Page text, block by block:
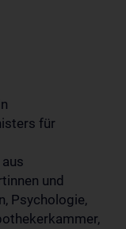
für
und
Psychologie,